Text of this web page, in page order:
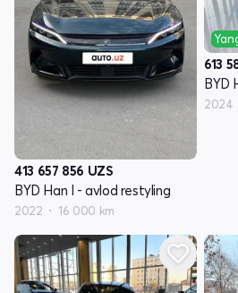
413 657 856 UZS
BYD Han I - avlod restyling
2022 16 000 km
613
BYD
2024